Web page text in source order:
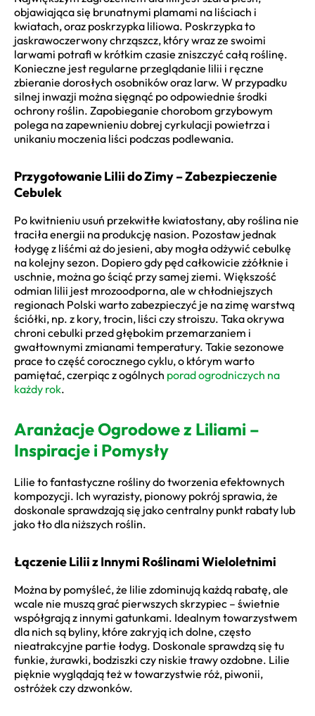
objawiająca się brunatnymi plamami na liściach i
kwiatach, oraz poskrzypka liliowa. Poskrzypka to
jaskrawoczerwony chrząszcz, który wraz ze swoimi
larwami potrafi w krótkim czasie zniszczyć całą roślinę.
Konieczne jest regularne przeglądanie lilii i ręczne
zbieranie dorosłych osobników oraz larw. W przypadku
silnej inwazji można sięgnąć po odpowiednie środki
ochrony roślin. Zapobieganie chorobom grzybowym
polega na zapewnieniu dobrej cyrkulacji powietrza i
unikaniu moczenia liści podczas podlewania.
Przygotowanie Lilii do Zimy – Zabezpieczenie
Cebulek
Po kwitnieniu usuń przekwitłe kwiatostany, aby roślina nie
traciła energii na produkcję nasion. Pozostaw jednak
łodygę z liśćmi aż do jesieni, aby mogła odżywić cebulkę
na kolejny sezon. Dopiero gdy pęd całkowicie zżółknie i
uschnie, można go ściąć przy samej ziemi. Większość
odmian lilii jest mrozoodporna, ale w chłodniejszych
regionach Polski warto zabezpieczyć je na zimę warstwą
ściółki, np. z kory, trocin, liści czy stroiszu. Taka okrywa
chroni cebulki przed głębokim przemarzaniem i
gwałtownymi zmianami temperatury. Takie sezonowe
prace to część corocznego cyklu, o którym warto
pamiętać, czerpiąc z ogólnych porad ogrodniczych na
każdy rok.
Aranżacje Ogrodowe z Liliami –
Inspiracje i Pomysły
Lilie to fantastyczne rośliny do tworzenia efektownych
kompozycji. Ich wyrazisty, pionowy pokrój sprawia, że
doskonale sprawdzają się jako centralny punkt rabaty lub
jako tło dla niższych roślin.
Łączenie Lilii z Innymi Roślinami Wieloletnimi
Można by pomyśleć, że lilie zdominują każdą rabatę, ale
wcale nie muszą grać pierwszych skrzypiec – świetnie
współgrają z innymi gatunkami. Idealnym towarzystwem
dla nich są byliny, które zakryją ich dolne, często
nieatrakcyjne partie łodyg. Doskonale sprawdzą się tu
funkie, żurawki, bodziszki czy niskie trawy ozdobne. Lilie
pięknie wyglądają też w towarzystwie róż, piwonii,
ostróżek czy dzwonków.